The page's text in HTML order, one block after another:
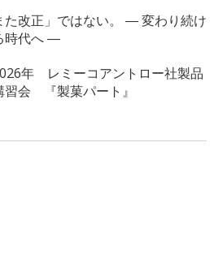
た改正」ではない。 ― 変わり続け
時代へ ―
年 レミーコアントロー社製品
習会 『製菓パート』